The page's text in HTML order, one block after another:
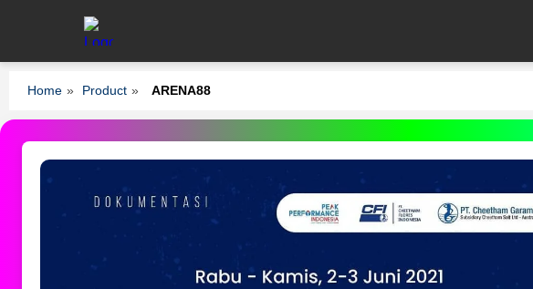
Home » Product » ARENA88